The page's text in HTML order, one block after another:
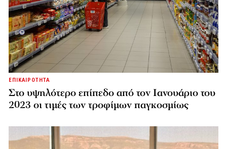
ΕΠΙΚΑΙΡΟΤΗΤΑ
Στο υψηλότερο επίπεδο από τον Ιανουάριο του
2023 οι τιμές των τροφίμων παγκοσμίως